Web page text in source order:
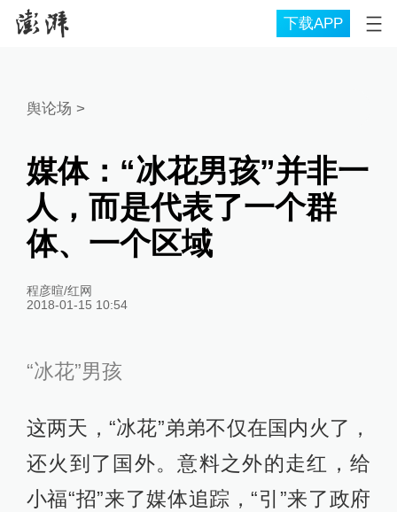
下载APP
舆论场 >
媒体：“冰花男孩”并非一
人，而是代表了一个群
体、一个区域
程彦暄/红网
2018-01-15 10:54
“冰花”男孩
这两天，“冰花”弟弟不仅在国内火了，
还火到了国外。意料之外的走红，给
小福“招”来了媒体追踪，“引”来了政府